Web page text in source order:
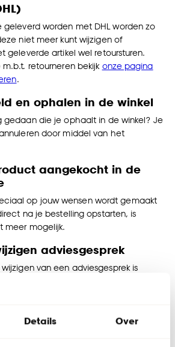
Details Over
geleverd worden met DHL worden zo
niet meer kunt wijzigen of
geleverde artikel wel retoursturen.
retourneren bekijk onze pagina
.
en ophalen in de winkel
gedaan die je ophaalt in de winkel? Je
door middel van het
aangekocht in de
op jouw wensen wordt gemaakt
na je bestelling opstarten, is
meer mogelijk.
adviesgesprek
van een adviesgesprek is
de afspraak. Lees meer informatie
adviesgesprek
het annuleren van